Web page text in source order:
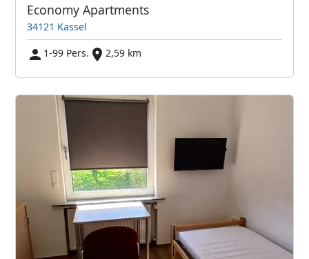
Economy Apartments
34121 Kassel
1-99 Pers.
2,59 km